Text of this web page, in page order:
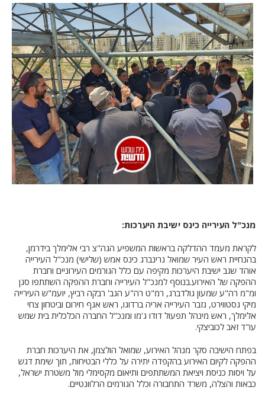
מנכ"ל העירייה כינס ישיבת היערכות:
לקראת מעמד ההדלקה בראשות המשפיע הגה"צ רבי אלימלך בידרמן,
בהנחיית ראש העיר שמואל גרינברג כינס אמש (שלישי) מנכ"ל העירייה
אוהד שגב ישיבת היערכות מקיפה עם כלל הגורמים העירוניים וחברת
ההפקה של האירוע.בנוסף למנכ"ל העירייה וחברת ההפקה השתתפו סגן
ומ"מ רה"ע שמעון גולדברג, רמ"ט רה"ע הגב' רבקה רביץ, יועמ"ש העירייה
מיקי גסטווירט, גזבר העירייה אריה ברדוגו, ראש אגף חירום וביטחון צחי
אלימלך, ראש מינהל תפעול דודו ג'מו ומנכ"ל החברה הכלכלית בית שמש
עו"ד זאב לכוביצקי.
בפתח הישיבה סקר מנהל האירוע, שמואל הולצמן, את היערכות חברת
ההפקה לקיום האירוע בהקפדה יתירה על כללי הבטיחות, תוך שימת דגש
על ויסות כניסת ויציאת המשתתפים ותיאום מקסימלי מול משטרת ישראל,
כבאות והצלה, משרד התחבורה וכלל הגורמים הרלוונטיים.